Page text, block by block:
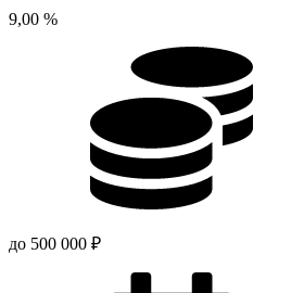
9,00 %
до 500 000 ₽